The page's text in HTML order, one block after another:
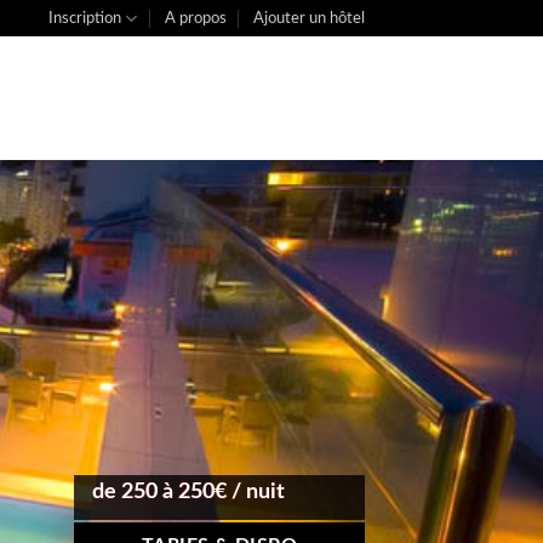
Inscription A propos Ajouter un hôtel
de 250 à 250€ / nuit